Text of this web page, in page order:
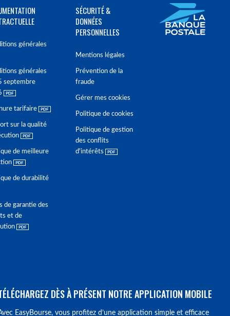
générales
générales
septembre
tarifaire
sur la qualité
de meilleure
de durabilité
de garantie des
et de
SÉCURITÉ &
DONNÉES
PERSONNELLES
Mentions légales
Prévention de la
fraude
Gérer mes cookies
Politique de cookies
Politique de gestion
des conflits
d'intérêts
DÈS À PRÉSENT NOTRE APPLICATION MOBILE
EasyBourse, vous profitez d’une application simple et efficace